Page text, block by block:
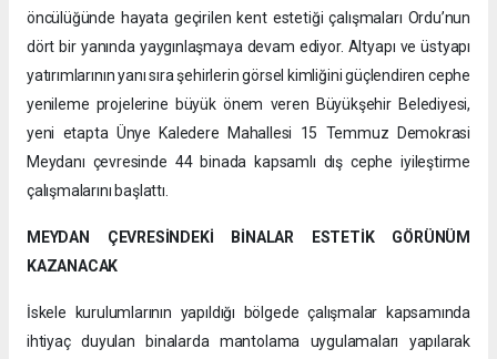
öncülüğünde hayata geçirilen kent estetiği çalışmaları Ordu’nun
dört bir yanında yaygınlaşmaya devam ediyor. Altyapı ve üstyapı
yatırımlarının yanı sıra şehirlerin görsel kimliğini güçlendiren cephe
yenileme projelerine büyük önem veren Büyükşehir Belediyesi,
yeni etapta Ünye Kaledere Mahallesi 15 Temmuz Demokrasi
Meydanı çevresinde 44 binada kapsamlı dış cephe iyileştirme
çalışmalarını başlattı.
MEYDAN ÇEVRESİNDEKİ BİNALAR ESTETİK GÖRÜNÜM
KAZANACAK
İskele kurulumlarının yapıldığı bölgede çalışmalar kapsamında
ihtiyaç duyulan binalarda mantolama uygulamaları yapılarak